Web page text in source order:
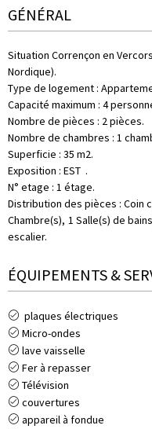
GÉNÉRAL
Situation Corrençon en Vercors
Nordique)
Type de logement :
Capacité maximum : 4
Nombre de pièces : 2 pièces
Nombre de chambres : 1
Superficie : 35 m2
Exposition : EST
N° etage : 1 étage
Distribution des pièces : Coin
Chambre(s) 1 Salle(s) de bains
escalier
ÉQUIPEMENTS &
plaques électriques
Micro-ondes
lave vaisselle
Fer à repasser
Télévision
couvertures
appareil à fondue